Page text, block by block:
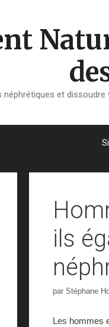
et
ils
par Stéphane
Les hommes